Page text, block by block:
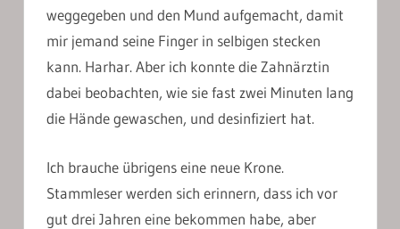
weggegeben und den Mund aufgemacht, damit
mir jemand seine Finger in selbigen stecken
kann. Harhar. Aber ich konnte die Zahnärztin
dabei beobachten, wie sie fast zwei Minuten lang
die Hände gewaschen, und desinfiziert hat.
Ich brauche übrigens eine neue Krone.
Stammleser werden sich erinnern, dass ich vor
gut drei Jahren eine bekommen habe, aber